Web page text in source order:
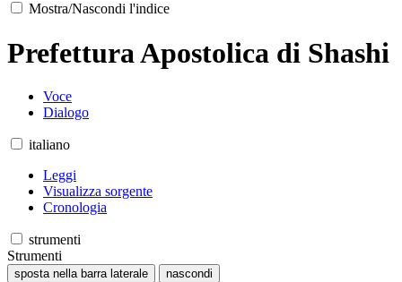
Mostra/Nascondi l'indice
Prefettura Apostolica di Shashi
Voce
Dialogo
italiano
Leggi
Visualizza sorgente
Cronologia
strumenti
Strumenti
sposta nella barra laterale nascondi